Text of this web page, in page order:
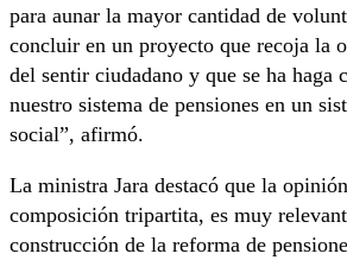
para aunar la mayor cantidad de
concluir en un proyecto que recoja la
del sentir ciudadano y que se ha haga
nuestro sistema de pensiones en un
social”, afirmó.
La ministra Jara destacó que la
composición tripartita, es muy
construcción de la reforma de